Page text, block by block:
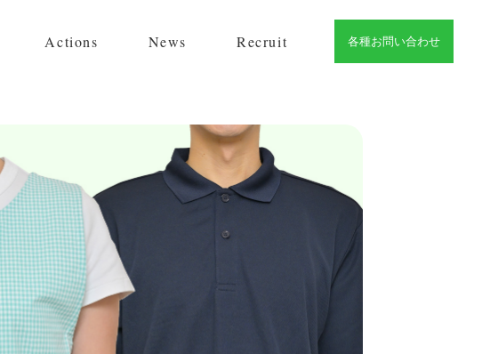
Actions News Recruit 各種お問い合わせ